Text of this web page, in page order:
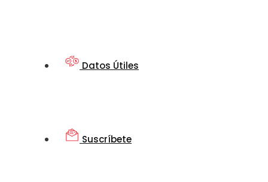
Datos Útiles
Suscríbete